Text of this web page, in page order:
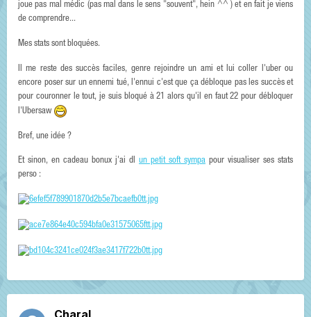
joue pas mal médic (pas mal dans le sens "souvent", hein ^^ ) et en fait je viens
de comprendre...
Mes stats sont bloquées.
Il me reste des succès faciles, genre rejoindre un ami et lui coller l'uber ou
encore poser sur un ennemi tué, l'ennui c'est que ça débloque pas les succès et
pour couronner le tout, je suis bloqué à 21 alors qu'il en faut 22 pour débloquer
l'Ubersaw
Bref, une idée ?
Et sinon, en cadeau bonux j'ai dl un petit soft sympa pour visualiser ses stats
perso :